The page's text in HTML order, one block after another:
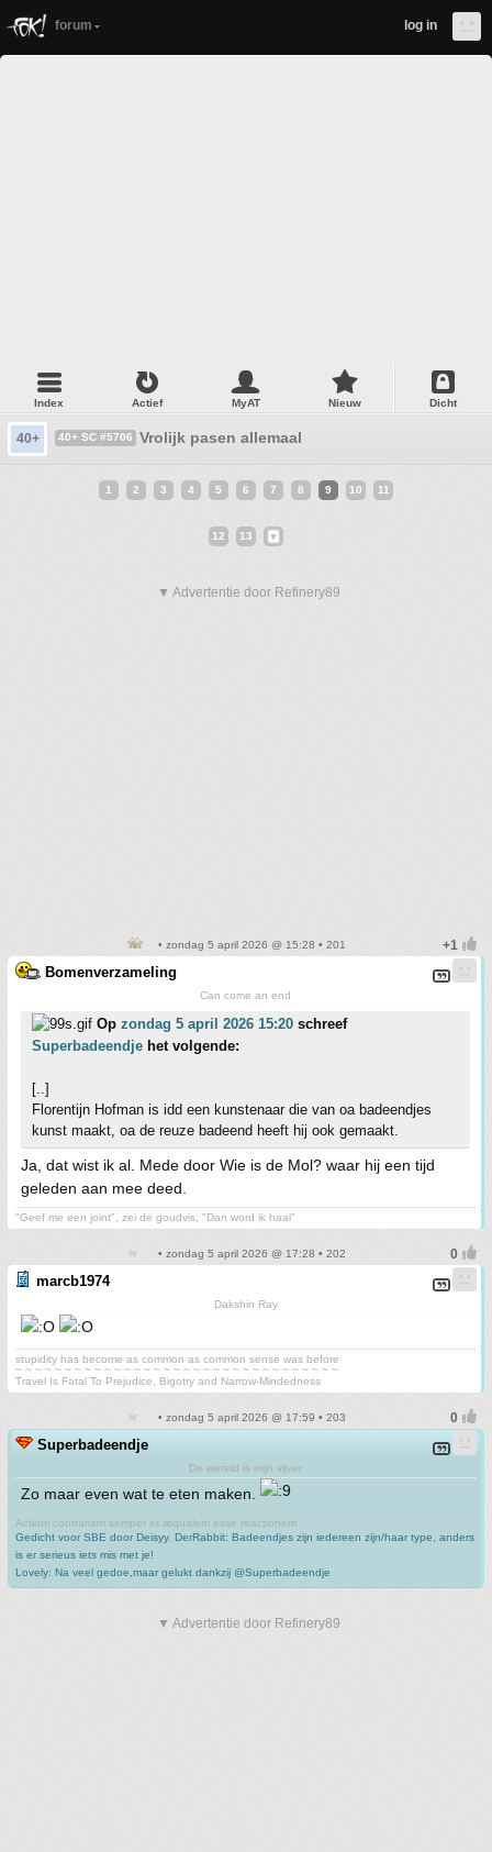
forum log in
Index Actief MyAT Nieuw Dicht
40+ 40+ SC #5706 Vrolijk pasen allemaal
1 2 3 4 5 6 7 8 9 10 11
12 13
▼ Advertentie door Refinery89
• zondag 5 april 2026 @ 15:28 • 201
Bomenverzameling
Can come an end
Op zondag 5 april 2026 15:20 schreef
Superbadeendje het volgende:
[..]
Florentijn Hofman is idd een kunstenaar die van oa badeendjes
kunst maakt, oa de reuze badeend heeft hij ook gemaakt.
Ja, dat wist ik al. Mede door Wie is de Mol? waar hij een tijd
geleden aan mee deed.
"Geef me een joint", zei de goudvis, "Dan word ik haai"
• zondag 5 april 2026 @ 17:28 • 202
marcb1974
Dakshin Ray
stupidity has become as common as common sense was before
~ ~ ~ ~ ~ ~ ~ ~ ~ ~ ~ ~ ~ ~ ~ ~ ~ ~ ~ ~ ~ ~ ~ ~ ~ ~ ~ ~ ~ ~ ~ ~ ~
Travel Is Fatal To Prejudice, Bigotry and Narrow-Mindedness
• zondag 5 april 2026 @ 17:59 • 203
Superbadeendje
De wereld is mijn vijver
Zo maar even wat te eten maken.
Actioni contrariam semper et æqualem esse reactionem
Gedicht voor SBE door Deisyy, DerRabbit: Badeendjes zijn iedereen zijn/haar type, anders
is er serieus iets mis met je!
Lovely: Na veel gedoe,maar gelukt dankzij @Superbadeendje
▼ Advertentie door Refinery89